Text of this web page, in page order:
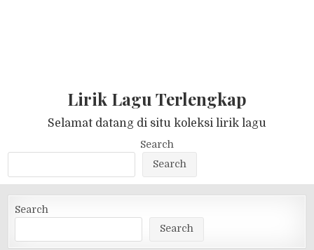
Lirik Lagu Terlengkap
Selamat datang di situ koleksi lirik lagu
Search
Search
Search
Search